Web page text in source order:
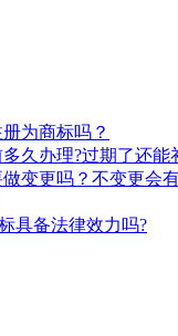
为商标吗？
久办理?过期了还能
变更吗？不变更会
具备法律效力吗?